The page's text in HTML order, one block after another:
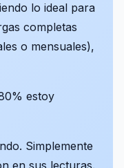
lo ideal para
completas
o mensuales),
estoy
Simplemente